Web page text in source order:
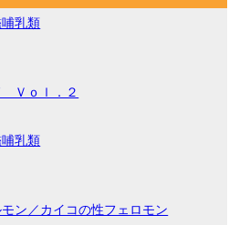
乳類
Ｖｏｌ．２
乳類
ン／カイコの性フェロモン